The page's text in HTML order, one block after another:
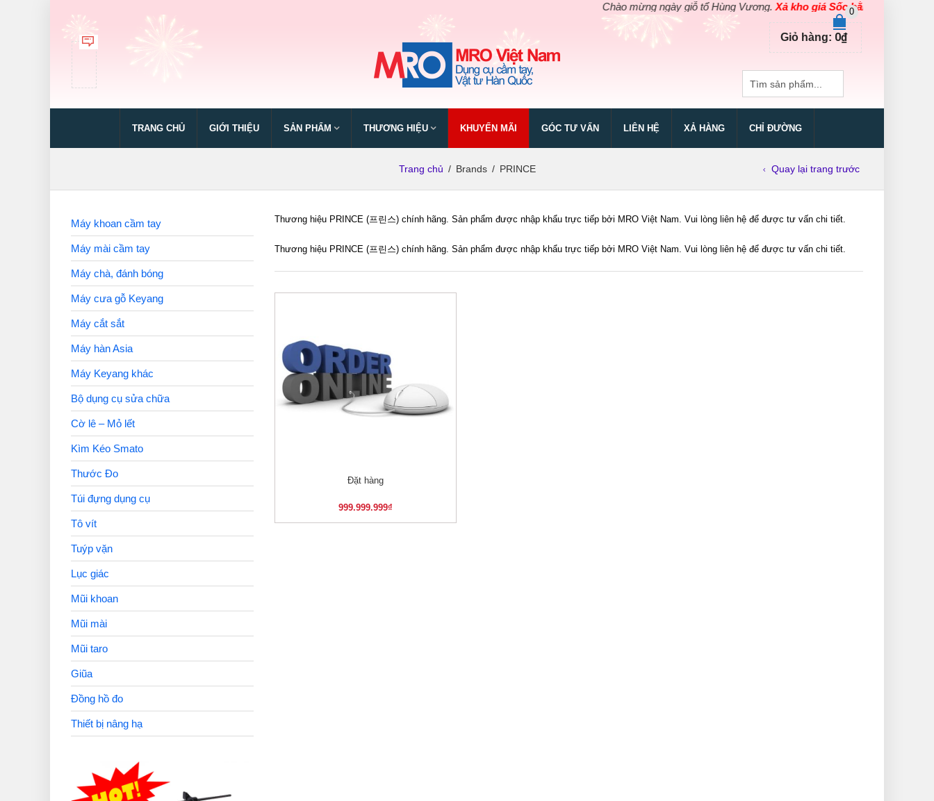
Chào mừng ngày giỗ tổ Hùng Vương.Xả kho giá Sốc bằng giá Gốc
0
Giỏ hàng: 0₫
TRANG CHỦ GIỚI THIỆU SẢN PHẨM THƯƠNG HIỆU KHUYẾN MÃI GÓC TƯ VẤN LIÊN HỆ XẢ HÀNG CHỈ ĐƯỜNG
Trang chủ / Brands / PRINCE Quay lại trang trước
Thương hiệu PRINCE (프린스) chính hãng. Sản phẩm được nhập khẩu trực tiếp bởi MRO Việt Nam. Vui lòng liên hệ để được tư vấn chi tiết.
Thương hiệu PRINCE (프린스) chính hãng. Sản phẩm được nhập khẩu trực tiếp bởi MRO Việt Nam. Vui lòng liên hệ để được tư vấn chi tiết.
XEM NHANH
Đặt hàng
999.999.999₫
Máy khoan cầm tay
Máy mài cầm tay
Máy chà, đánh bóng
Máy cưa gỗ Keyang
Máy cắt sắt
Máy hàn Asia
Máy Keyang khác
Bộ dụng cụ sửa chữa
Cờ lê – Mỏ lết
Kìm Kéo Smato
Thước Đo
Túi đựng dụng cụ
Tô vít
Tuýp vặn
Lục giác
Mũi khoan
Mũi mài
Mũi taro
Giũa
Đồng hồ đo
Thiết bị nâng hạ